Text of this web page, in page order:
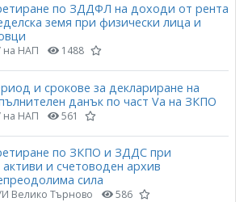
по ЗДДФЛ на доходи от рента
земя при физически лица и
на НАП 1488
и срокове за деклариране на
данък по част Vа на ЗКПО
на НАП 561
по ЗКПО и ЗДДС при
и счетоводен архив
сила
Велико Търново 586